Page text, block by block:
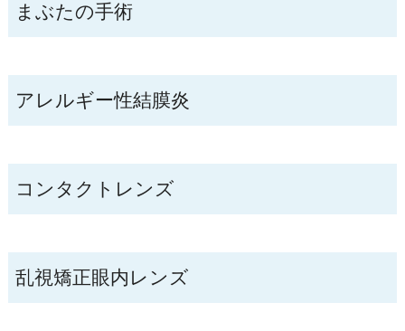
まぶたの手術
アレルギー性結膜炎
コンタクトレンズ
乱視矯正眼内レンズ